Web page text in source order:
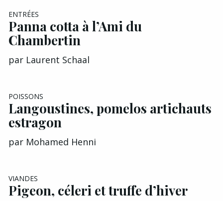
ENTRÉES
Panna cotta à l’Ami du
Chambertin
par Laurent Schaal
POISSONS
Langoustines, pomelos artichauts
estragon
par Mohamed Henni
VIANDES
Pigeon, céleri et truffe d’hiver